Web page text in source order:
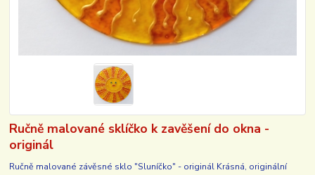
Ručně malované sklíčko k zavěšení do okna -
originál
Ručně malované závěsné sklo "Sluníčko" - originál Krásná, originální